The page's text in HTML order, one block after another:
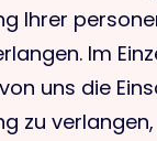
Ihrer
Im
uns die
zu